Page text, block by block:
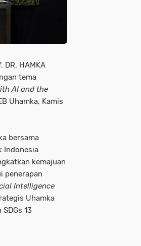
HAMKA
tema
AI and the
Uhamka, Kamis
bersama
Indonesia
kemajuan
penerapan
Intelligence
Uhamka
13